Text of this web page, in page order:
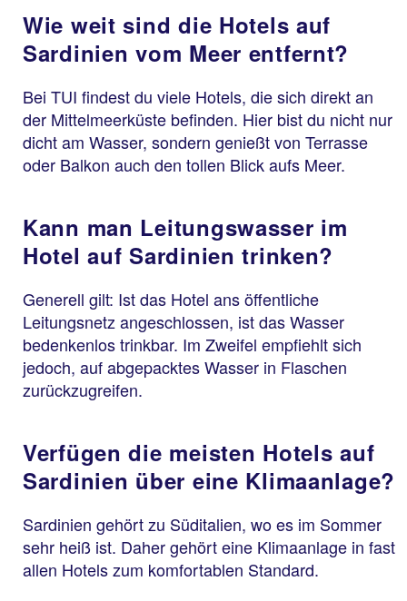
Wie weit sind die Hotels auf
Sardinien vom Meer entfernt?
Bei TUI findest du viele Hotels, die sich direkt an
der Mittelmeerküste befinden. Hier bist du nicht nur
dicht am Wasser, sondern genießt von Terrasse
oder Balkon auch den tollen Blick aufs Meer.
Kann man Leitungswasser im
Hotel auf Sardinien trinken?
Generell gilt: Ist das Hotel ans öffentliche
Leitungsnetz angeschlossen, ist das Wasser
bedenkenlos trinkbar. Im Zweifel empfiehlt sich
jedoch, auf abgepacktes Wasser in Flaschen
zurückzugreifen.
Verfügen die meisten Hotels auf
Sardinien über eine Klimaanlage?
Sardinien gehört zu Süditalien, wo es im Sommer
sehr heiß ist. Daher gehört eine Klimaanlage in fast
allen Hotels zum komfortablen Standard.